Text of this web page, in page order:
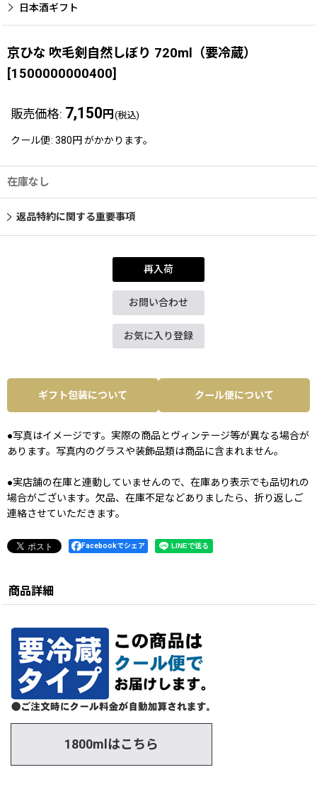
日本酒ギフト
京ひな 吹毛剣自然しぼり 720ml（要冷蔵）
[1500000000400]
販売価格: 7,150 円 (税込)
クール便: 380円 がかかります。
在庫なし
返品特約に関する重要事項
再入荷
お問い合わせ
お気に入り登録
ギフト包装について クール便について
●写真はイメージです。実際の商品とヴィンテージ等が異なる場合が
あります。写真内のグラスや装飾品類は商品に含まれません。
●実店舗の在庫と連動していませんので、在庫あり表示でも品切れの
場合がございます。欠品、在庫不足などありましたら、折り返しご
連絡させていただきます。
Facebookでシェア
商品詳細
1800mlはこちら